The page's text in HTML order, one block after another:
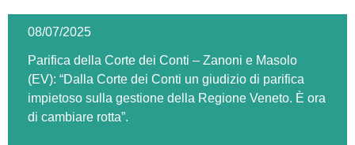
08/07/2025
Parifica della Corte dei Conti – Zanoni e Masolo
(EV): “Dalla Corte dei Conti un giudizio di parifica
impietoso sulla gestione della Regione Veneto. È ora
di cambiare rotta”.